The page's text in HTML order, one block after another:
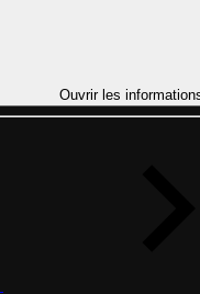
Ouvrir les